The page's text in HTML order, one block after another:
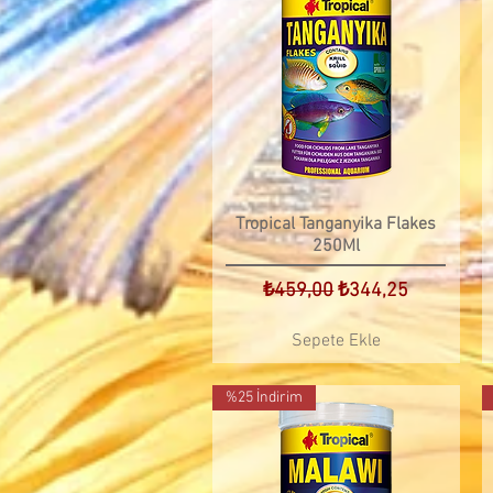
Tropical Tanganyika Flakes
250Ml
Normal Fiyat
₺459,00İndirimli Fiyat
₺344,25
Sepete Ekle
%25 İndirim